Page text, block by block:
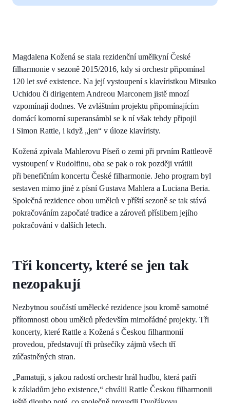
Magdalena Kožená se stala rezidenční umělkyní České
filharmonie v sezoně 2015/2016, kdy si orchestr připomínal
120 let své existence. Na její vystoupení s klavíristkou Mitsuko
Uchidou či dirigentem Andreou Marconem jistě mnozí
vzpomínají dodnes. Ve zvláštním projektu připomínajícím
domácí komorní superansámbl se k ní však tehdy připojil
i Simon Rattle, i když „jen“ v úloze klavíristy.
Kožená zpívala Mahlerovu Píseň o zemi při prvním Rattleově
vystoupení v Rudolfinu, oba se pak o rok později vrátili
při benefičním koncertu České filharmonie. Jeho program byl
sestaven mimo jiné z písní Gustava Mahlera a Luciana Beria.
Společná rezidence obou umělců v příští sezoně se tak stává
pokračováním započaté tradice a zároveň příslibem jejího
pokračování v dalších letech.
Tři koncerty, které se jen tak
nezopakují
Nezbytnou součástí umělecké rezidence jsou kromě samotné
přítomnosti obou umělců především mimořádné projekty. Tři
koncerty, které Rattle a Kožená s Českou filharmonií
provedou, představují tři průsečíky zájmů všech tří
zúčastněných stran.
„Pamatuji, s jakou radostí orchestr hrál hudbu, která patří
k základům jeho existence,“ chválil Rattle Českou filharmonii